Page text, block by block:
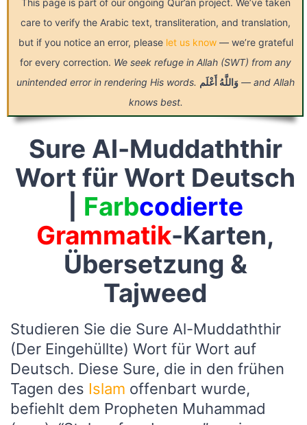
care to verify the Arabic text, transliteration, and translation,
but if you notice an error, please let us know— we’re grateful
for every correction. We seek refuge in Allah (SWT) from any
unintended error in rendering His words.
وَاللَّهُ أَعْلَم
— and Allah
knows best.
Sure Al-Muddaththir
Wort für Wort Deutsch
Farbcodierte
Grammatik-Karten,
Übersetzung &
Tajweed
Studieren Sie die Sure Al-Muddaththir
(Der Eingehüllte) Wort für Wort auf
Deutsch. Diese Sure, die in den frühen
Tagen des Islam offenbart wurde,
befiehlt dem Propheten Muhammad